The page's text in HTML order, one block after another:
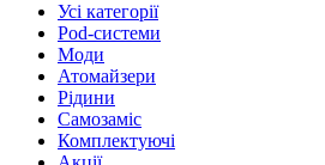
Усі категорії
Pod-системи
Моди
Атомайзери
Рідини
Самозаміс
Комплектуючі